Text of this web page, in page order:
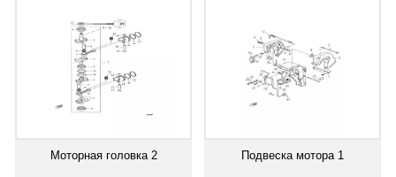
Моторная головка 2 Подвеска мотора 1